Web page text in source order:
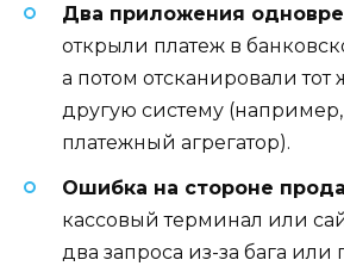
Два приложения
открыли платеж в
а потом отсканировали тот
другую систему
платежный агрегатор).
Ошибка на стороне
кассовый терминал или
два запроса из-за бага или